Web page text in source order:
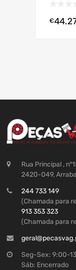
€
Rua Principal ,
2420-049,
244 733 149
(Chamada para
913 353 323
(Chamada para
Seg-Sex: 9:00-
Sáb: Encerrado